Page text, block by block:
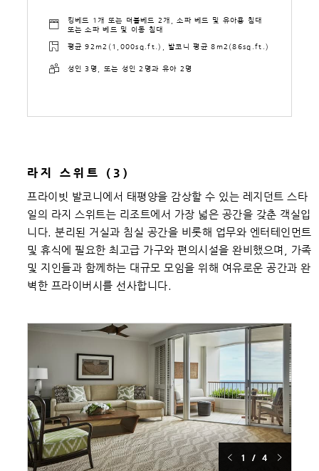
킹베드 1개 또는 더블베드 2개, 소파 베드 및 유아용 침대
또는 소파 베드 및 이동 침대
평균 92m2(1,000sq.ft.), 발코니 평균 8m2(86sq.ft.)
성인 3명, 또는 성인 2명과 유아 2명
라지 스위트 (3)
프라이빗 발코니에서 태평양을 감상할 수 있는 레지던트 스타
일의 라지 스위트는 리조트에서 가장 넓은 공간을 갖춘 객실입
니다. 분리된 거실과 침실 공간을 비롯해 업무와 엔터테인먼트
및 휴식에 필요한 최고급 가구와 편의시설을 완비했으며, 가족
및 지인들과 함께하는 대규모 모임을 위해 여유로운 공간과 완
벽한 프라이버시를 선사합니다.
1 / 4